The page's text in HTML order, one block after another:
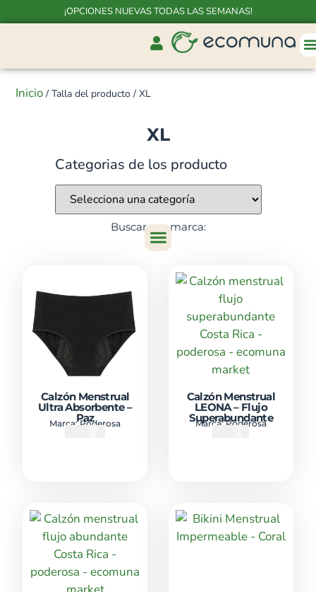
¡OPCIONES NUEVAS TODAS LAS SEMANAS!
Inicio / Talla del producto / XL
XL
Categorias de los producto
Buscar por marca:
Calzón Menstrual
Ultra Absorbente –
Paz
Marca:Poderosa
Calzón Menstrual
LEONA – Flujo
Superabundante
Marca:Poderosa